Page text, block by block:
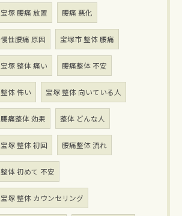
宝塚 腰痛 放置 腰痛 悪化
慢性腰痛 原因 宝塚市 整体 腰痛
宝塚 整体 痛い 腰痛整体 不安
整体 怖い 宝塚 整体 向いている人
腰痛整体 効果 整体 どんな人
宝塚 整体 初回 腰痛整体 流れ
整体 初めて 不安
宝塚 整体 カウンセリング